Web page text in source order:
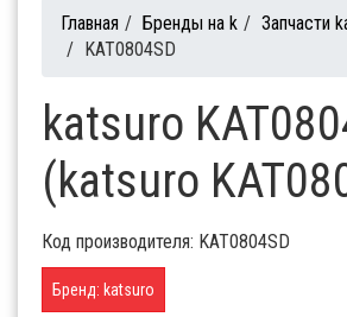
Главная / Бренды на k / Запчасти
/ KAT0804SD
katsuro
(katsuro
Код производителя: KAT0804SD
Бренд: katsuro